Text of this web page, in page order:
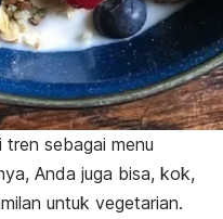
tren sebagai menu
Anda juga bisa, kok,
untuk vegetarian.